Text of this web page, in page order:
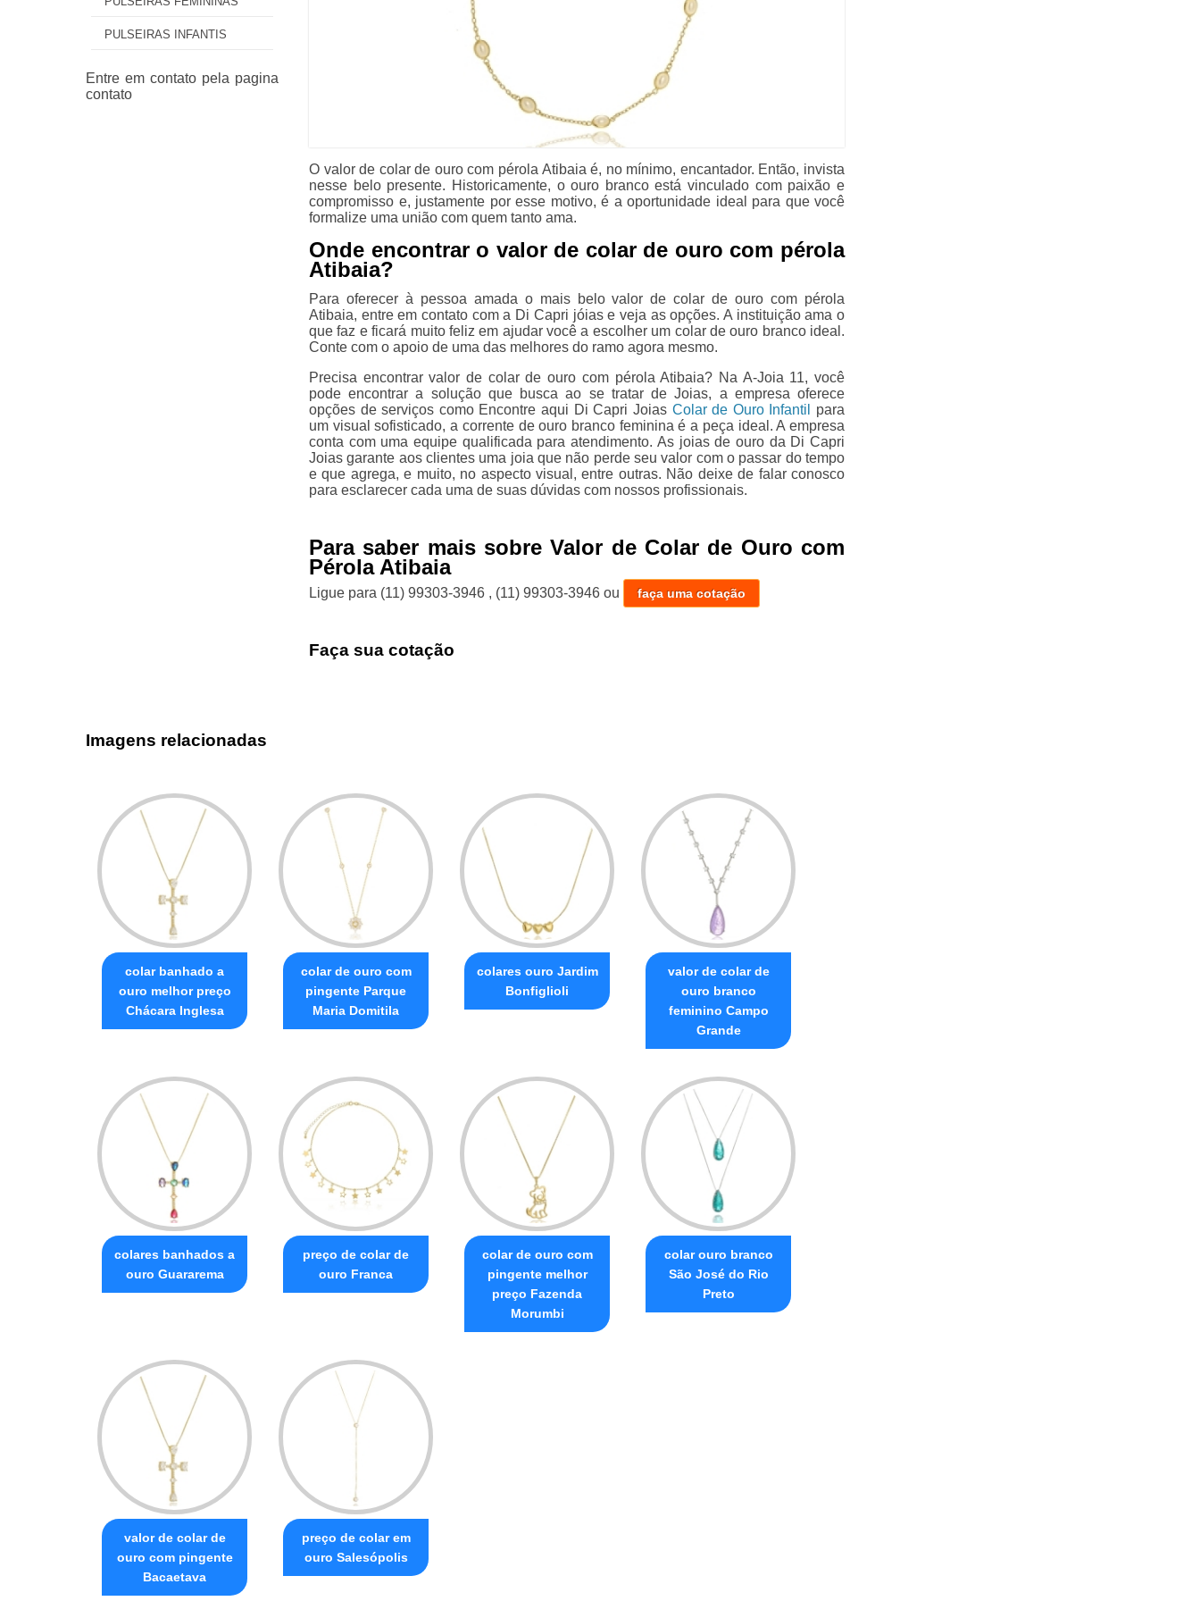
PULSEIRAS INFANTIS
O valor de colar de ouro com pérola Atibaia é, no mínimo, encantador. Então, invista
nesse belo presente. Historicamente, o ouro branco está vinculado com paixão e
compromisso e, justamente por esse motivo, é a oportunidade ideal para que você
formalize uma união com quem tanto ama.
Onde encontrar o valor de colar de ouro com pérola
Atibaia?
Para oferecer à pessoa amada o mais belo valor de colar de ouro com pérola
Atibaia, entre em contato com a Di Capri jóias e veja as opções. A instituição ama o
que faz e ficará muito feliz em ajudar você a escolher um colar de ouro branco ideal.
Conte com o apoio de uma das melhores do ramo agora mesmo.
Precisa encontrar valor de colar de ouro com pérola Atibaia? Na A-Joia 11, você
pode encontrar a solução que busca ao se tratar de Joias, a empresa oferece
opções de serviços como Encontre aqui Di Capri Joias Colar de Ouro Infantil
para
um visual sofisticado, a corrente de ouro branco feminina é a peça ideal. A empresa
conta com uma equipe qualificada para atendimento. As joias de ouro da Di Capri
Joias garante aos clientes uma joia que não perde seu valor com o passar do tempo
e que agrega, e muito, no aspecto visual, entre outras. Não deixe de falar conosco
para esclarecer cada uma de suas dúvidas com nossos profissionais.
Para saber mais sobre Valor de Colar de Ouro com
Pérola Atibaia
Ligue para (11) 99303-3946 , (11) 99303-3946 ou faça uma cotação
Faça sua cotação
Imagens relacionadas
colar banhado a
ouro melhor preço
Chácara Inglesa
colar de ouro com
pingente Parque
Maria Domitila
colares ouro Jardim
Bonfiglioli
valor de colar de
ouro branco
feminino Campo
Grande
colares banhados a
ouro Guararema
preço de colar de
ouro Franca
colar de ouro com
pingente melhor
preço Fazenda
Morumbi
colar ouro branco
São José do Rio
Preto
valor de colar de
ouro com pingente
Bacaetava
preço de colar em
ouro Salesópolis